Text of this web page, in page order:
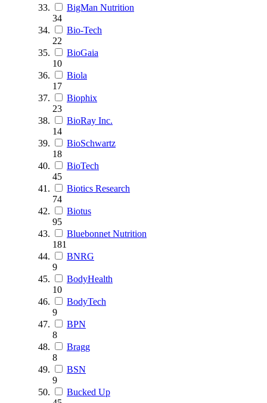
BigMan Nutrition
34
Bio-Tech
22
BioGaia
10
Biola
17
Biophix
23
BioRay Inc.
14
BioSchwartz
18
BioTech
45
Biotics Research
74
Biotus
95
Bluebonnet Nutrition
181
BNRG
9
BodyHealth
10
BodyTech
9
BPN
8
Bragg
8
BSN
9
Bucked Up